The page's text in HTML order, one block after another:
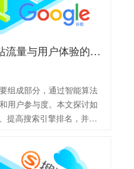
AI内容优化：提升网站流量与用户体验的关键策略
组成部分，通过智能算法
用户参与度。本文探讨如
提高搜索引擎排名，并增